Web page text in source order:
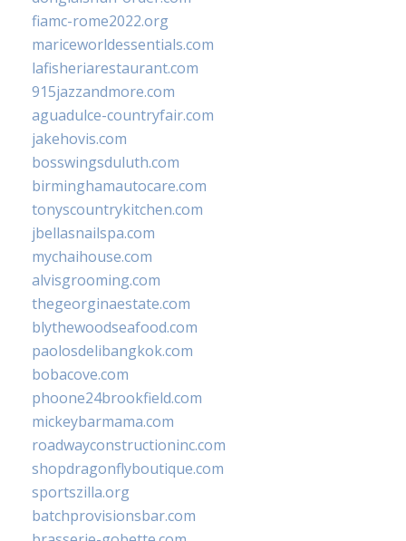
fiamc-rome2022.org
mariceworldessentials.com
lafisheriarestaurant.com
915jazzandmore.com
aguadulce-countryfair.com
jakehovis.com
bosswingsduluth.com
birminghamautocare.com
tonyscountrykitchen.com
jbellasnailspa.com
mychaihouse.com
alvisgrooming.com
thegeorginaestate.com
blythewoodseafood.com
paolosdelibangkok.com
bobacove.com
phoone24brookfield.com
mickeybarmama.com
roadwayconstructioninc.com
shopdragonflyboutique.com
sportszilla.org
batchprovisionsbar.com